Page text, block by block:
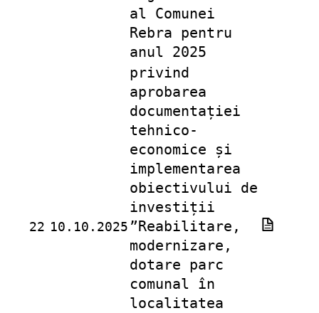
al Comunei
Rebra pentru
anul 2025
22 10.10.2025
privind
aprobarea
documentației
tehnico-
economice și
implementarea
obiectivului de
investiții
”Reabilitare,
modernizare,
dotare parc
comunal în
localitatea